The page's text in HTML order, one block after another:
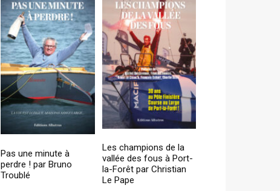
Pas une minute à
perdre ! par Bruno
Troublé
Les champions de la
vallée des fous à Port-
la-Forêt par Christian
Le Pape